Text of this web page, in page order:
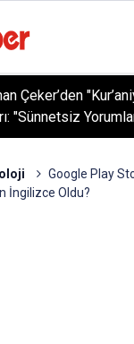
Yeni
Tozu
Google Play
İngilizce Oldu?